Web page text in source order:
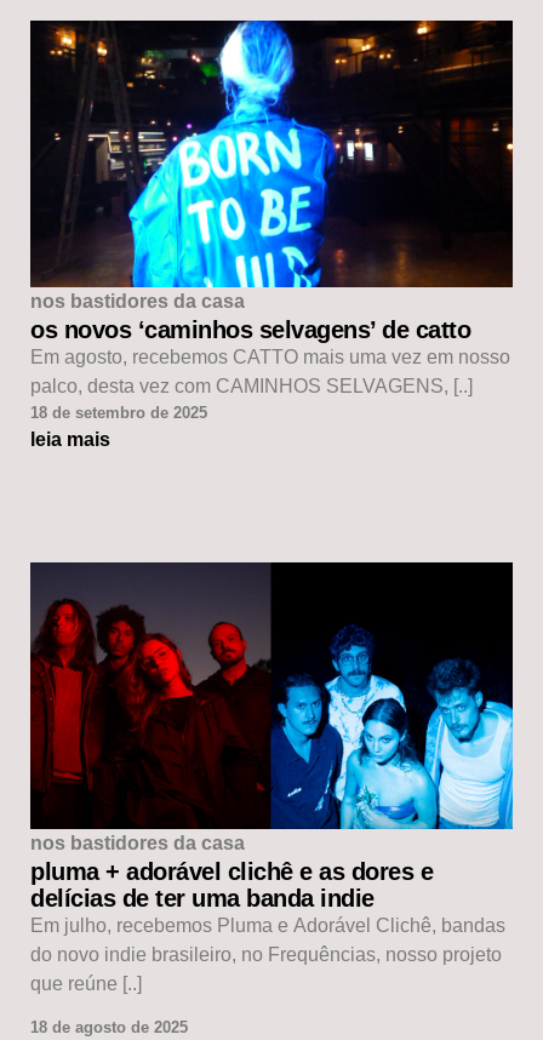
nos bastidores da casa
os novos ‘caminhos selvagens’ de catto
Em agosto, recebemos CATTO mais uma vez em nosso
palco, desta vez com CAMINHOS SELVAGENS, [..]
18 de setembro de 2025
leia mais
nos bastidores da casa
pluma + adorável clichê e as dores e
delícias de ter uma banda indie
Em julho, recebemos Pluma e Adorável Clichê, bandas
do novo indie brasileiro, no Frequências, nosso projeto
que reúne [..]
18 de agosto de 2025